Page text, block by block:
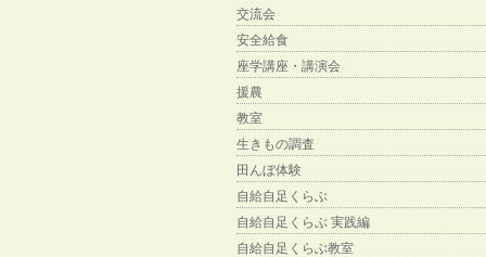
交流会
安全給食
座学講座・講演会
援農
教室
生きもの調査
田んぼ体験
自給自足くらぶ
自給自足くらぶ 実践編
自給自足くらぶ教室